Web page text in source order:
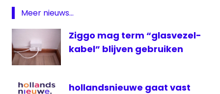
omroep
televisie
Meer nieuws...
Ziggo mag term “glasvezel-
kabel” blijven gebruiken
hollandsnieuwe gaat vast